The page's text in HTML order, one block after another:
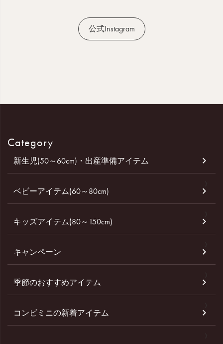
公式Instagram
Category
新生児(50～60cm)・出産準備アイテム
ベビーアイテム(60～80cm)
キッズアイテム(80～150cm)
キャンペーン
季節のおすすめアイテム
コンビミニの新着アイテム